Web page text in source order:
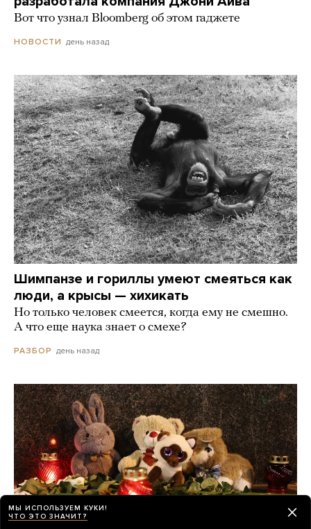
Вот что узнал Bloomberg об этом гаджете
НОВОСТИ день назад
Шимпанзе и гориллы умеют смеяться как
люди, а крысы — хихикать
Но только человек смеется, когда ему не смешно.
А что еще наука знает о смехе?
РАЗБОР день назад
МЫ ИСПОЛЬЗУЕМ КУКИ!
ЧТО ЭТО ЗНАЧИТ?